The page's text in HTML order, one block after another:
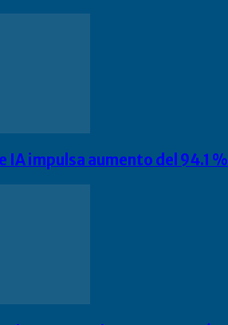
IA impulsa aumento del 94.1